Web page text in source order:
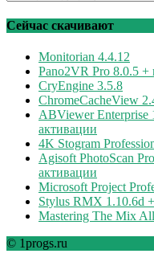
рубрикам
Сейчас скачивают
Monitorian 4.4.12
Pano2VR Pro 8.0.5 +
CryEngine 3.5.8
ChromeCacheView
ABViewer Enterprise
активации
4K Stogram
Agisoft PhotoScan
активации
Microsoft Project
Stylus RMX 1.10.6d
Mastering The Mix
© 1progs.ru